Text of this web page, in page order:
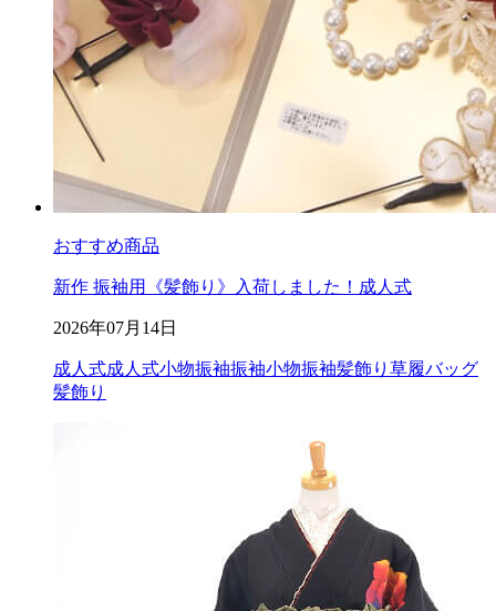
おすすめ商品
新作 振袖用《髪飾り》入荷しました！成人式
2026年07月14日
成人式成人式小物振袖振袖小物振袖髪飾り 草履バッグ
髪飾り